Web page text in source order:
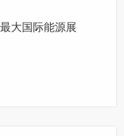
大国际能源展